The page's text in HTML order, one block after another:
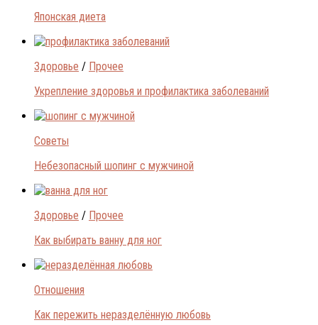
Японская диета
Здоровье / Прочее
Укрепление здоровья и профилактика заболеваний
Советы
Небезопасный шопинг с мужчиной
Здоровье / Прочее
Как выбирать ванну для ног
Отношения
Как пережить неразделённую любовь